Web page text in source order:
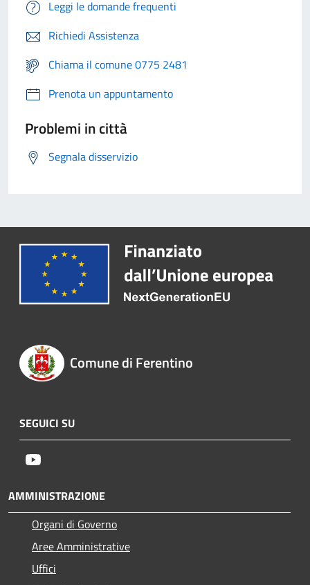
Leggi le domande frequenti
Richiedi Assistenza
Chiama il comune 0775 2481
Prenota un appuntamento
Problemi in città
Segnala disservizio
Comune di Ferentino
SEGUICI SU
AMMINISTRAZIONE
Organi di Governo
Aree Amministrative
Uffici